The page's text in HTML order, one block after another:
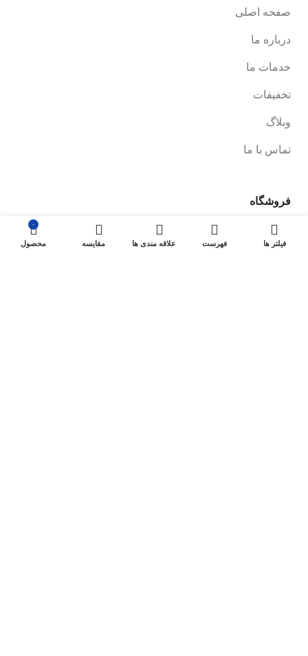
صفحه اصلی
درباره ما
خدمات ما
تخفیفات
وبلاگ
تماس با ما
فروشگاه
صفحه فروشگاه
فیلتر ها فهرست علاقه مندی ها مقایسه
۰
محصول